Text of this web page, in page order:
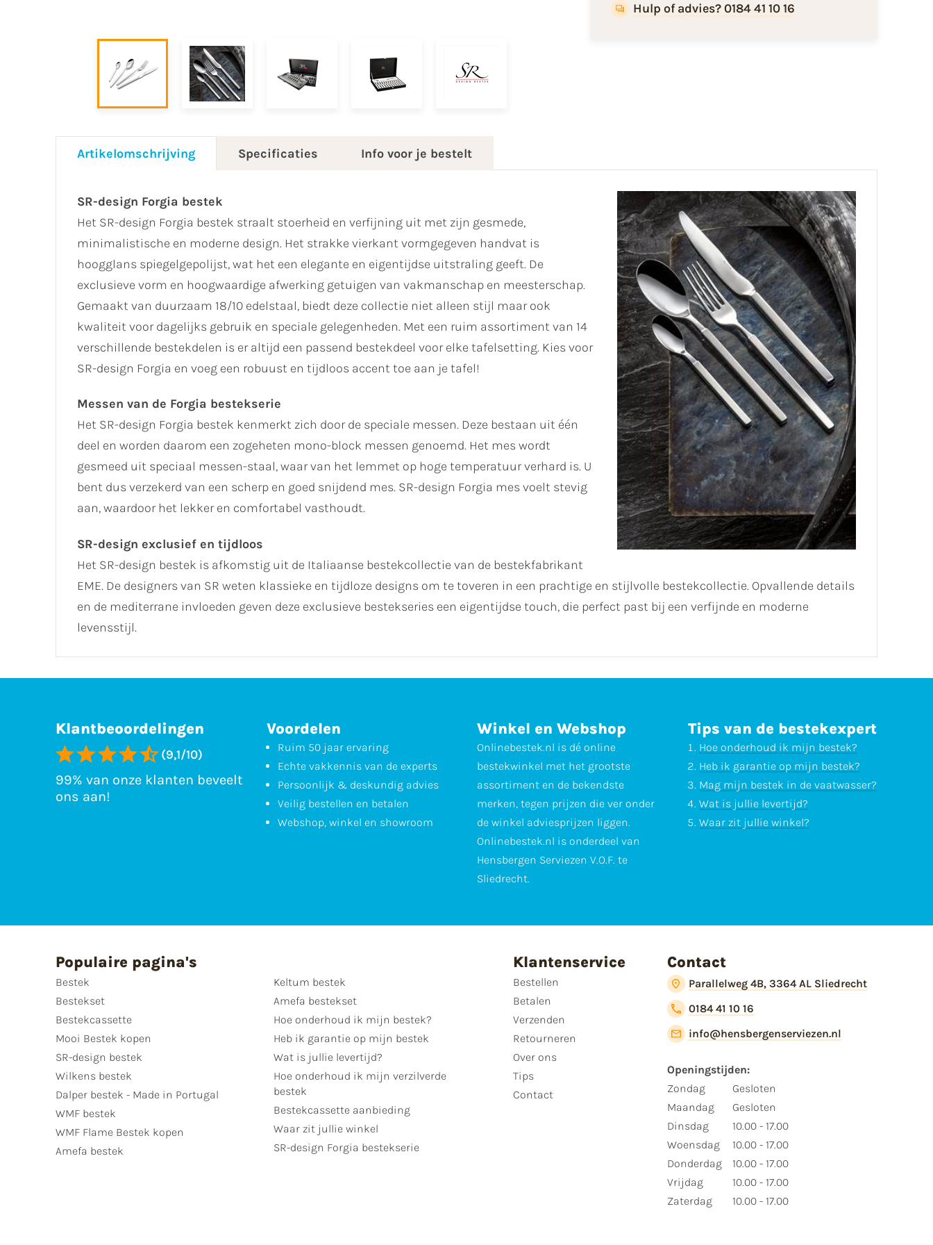
Hulp of advies? 0184 41 10 16
Artikelomschrijving Specificaties Info voor je bestelt
SR-design Forgia bestek
Het SR-design Forgia bestek straalt stoerheid en verfijning uit met zijn gesmede,
minimalistische en moderne design. Het strakke vierkant vormgegeven handvat is
hoogglans spiegelgepolijst, wat het een elegante en eigentijdse uitstraling geeft. De
exclusieve vorm en hoogwaardige afwerking getuigen van vakmanschap en meesterschap.
Gemaakt van duurzaam 18/10 edelstaal, biedt deze collectie niet alleen stijl maar ook
kwaliteit voor dagelijks gebruik en speciale gelegenheden. Met een ruim assortiment van 14
verschillende bestekdelen is er altijd een passend bestekdeel voor elke tafelsetting. Kies voor
SR-design Forgia en voeg een robuust en tijdloos accent toe aan je tafel!
Messen van de Forgia bestekserie
Het SR-design Forgia bestek kenmerkt zich door de speciale messen. Deze bestaan uit één
deel en worden daarom een zogeheten mono-block messen genoemd. Het mes wordt
gesmeed uit speciaal messen-staal, waar van het lemmet op hoge temperatuur verhard is. U
bent dus verzekerd van een scherp en goed snijdend mes. SR-design Forgia mes voelt stevig
aan, waardoor het lekker en comfortabel vasthoudt.
SR-design exclusief en tijdloos
Het SR-design bestek is afkomstig uit de Italiaanse bestekcollectie van de bestekfabrikant
EME. De designers van SR weten klassieke en tijdloze designs om te toveren in een prachtige en stijlvolle bestekcollectie. Opvallende details
en de mediterrane invloeden geven deze exclusieve bestekseries een eigentijdse touch, die perfect past bij een verfijnde en moderne
levensstijl.
Klantbeoordelingen
(9,1/10)
99% van onze klanten beveelt
ons aan!
Voordelen
Ruim 50 jaar ervaring
Echte vakkennis van de experts
Persoonlijk & deskundig advies
Veilig bestellen en betalen
Webshop, winkel en showroom
Winkel en Webshop
Onlinebestek.nl is dé online
bestekwinkel met het grootste
assortiment en de bekendste
merken, tegen prijzen die ver onder
de winkel adviesprijzen liggen.
Onlinebestek.nl is onderdeel van
Hensbergen Serviezen V.O.F. te
Sliedrecht.
Tips van de bestekexpert
Hoe onderhoud ik mijn bestek?
Heb ik garantie op mijn bestek?
Mag mijn bestek in de vaatwasser?
Wat is jullie levertijd?
Waar zit jullie winkel?
Populaire pagina's
Bestek
Bestekset
Bestekcassette
Mooi Bestek kopen
SR-design bestek
Wilkens bestek
Dalper bestek - Made in Portugal
WMF bestek
WMF Flame Bestek kopen
Amefa bestek
Keltum bestek
Amefa bestekset
Hoe onderhoud ik mijn bestek?
Heb ik garantie op mijn bestek
Wat is jullie levertijd?
Hoe onderhoud ik mijn verzilverde
bestek
Bestekcassette aanbieding
Waar zit jullie winkel
SR-design Forgia bestekserie
Klantenservice
Bestellen
Betalen
Verzenden
Retourneren
Over ons
Tips
Contact
Contact
Parallelweg 4B, 3364 AL Sliedrecht
0184 41 10 16
info@hensbergenserviezen.nl
Openingstijden:
Zondag
Maandag
Dinsdag
Woensdag
Donderdag
Vrijdag
Zaterdag
Gesloten
Gesloten
10.00 - 17.00
10.00 - 17.00
10.00 - 17.00
10.00 - 17.00
10.00 - 17.00